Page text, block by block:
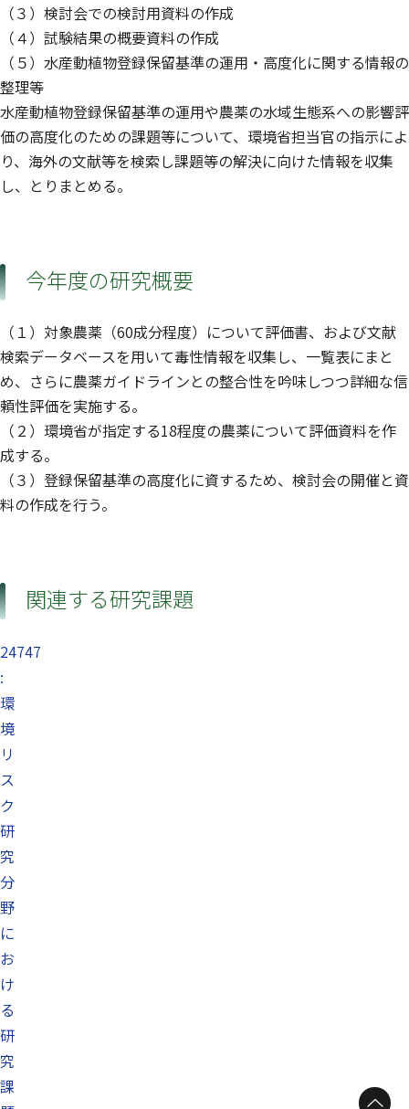
（３）検討会での検討用資料の作成
（４）試験結果の概要資料の作成
（５）水産動植物登録保留基準の運用・高度化に関する情報の
整理等
水産動植物登録保留基準の運用や農薬の水域生態系への影響評
価の高度化のための課題等について、環境省担当官の指示によ
り、海外の文献等を検索し課題等の解決に向けた情報を収集
し、とりまとめる。
今年度の研究概要
（１）対象農薬（60成分程度）について評価書、および文献
検索データベースを用いて毒性情報を収集し、一覧表にまと
め、さらに農薬ガイドラインとの整合性を吟味しつつ詳細な信
頼性評価を実施する。
（２）環境省が指定する18程度の農薬について評価資料を作
成する。
（３）登録保留基準の高度化に資するため、検討会の開催と資
料の作成を行う。
関連する研究課題
24747
:
環
境
リ
ス
ク
研
究
分
野
に
お
け
る
研
究
課